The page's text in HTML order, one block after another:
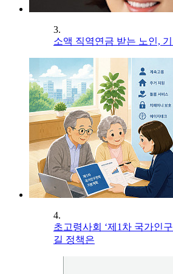
3.
소액 직역연금 받는 노인,
4.
초고령사회 ‘제1차 국가인
길 정책은